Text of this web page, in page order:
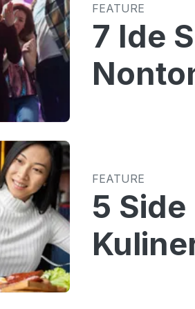
FEATURE
7 Ide
FEATURE
5